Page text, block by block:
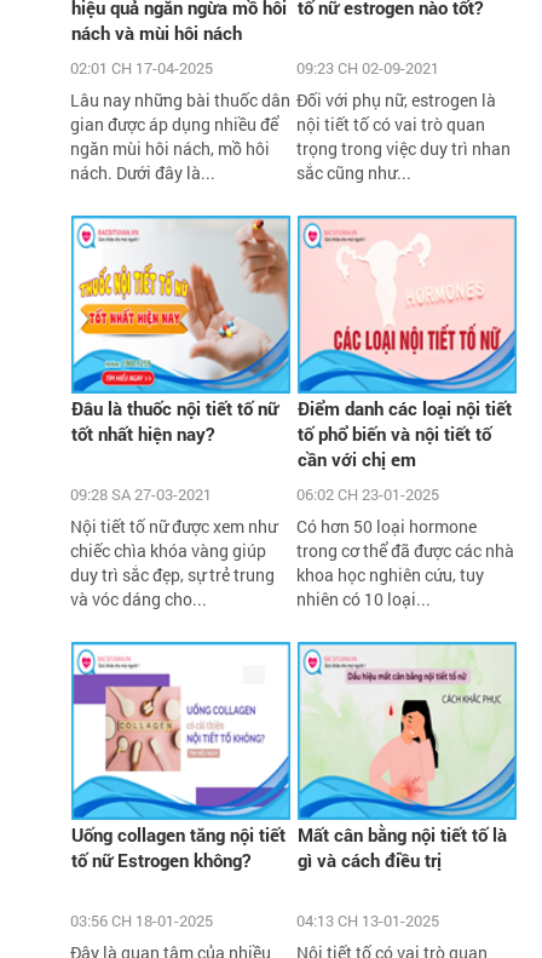
hiệu quả ngăn ngừa mồ hôi
nách và mùi hôi nách
02:01 CH 17-04-2025
Lâu nay những bài thuốc dân
gian được áp dụng nhiều để
ngăn mùi hôi nách, mồ hôi
nách. Dưới đây là...
tố nữ estrogen nào tốt?
09:23 CH 02-09-2021
Đối với phụ nữ, estrogen là
nội tiết tố có vai trò quan
trọng trong việc duy trì nhan
sắc cũng như...
Đâu là thuốc nội tiết tố nữ
tốt nhất hiện nay?
09:28 SA 27-03-2021
Nội tiết tố nữ được xem như
chiếc chìa khóa vàng giúp
duy trì sắc đẹp, sự trẻ trung
và vóc dáng cho...
Điểm danh các loại nội tiết
tố phổ biến và nội tiết tố
cần với chị em
06:02 CH 23-01-2025
Có hơn 50 loại hormone
trong cơ thể đã được các nhà
khoa học nghiên cứu, tuy
nhiên có 10 loại...
Uống collagen tăng nội tiết
tố nữ Estrogen không?
03:56 CH 18-01-2025
Đây là quan tâm của nhiều
Mất cân bằng nội tiết tố là
gì và cách điều trị
04:13 CH 13-01-2025
Nội tiết tố có vai trò quan